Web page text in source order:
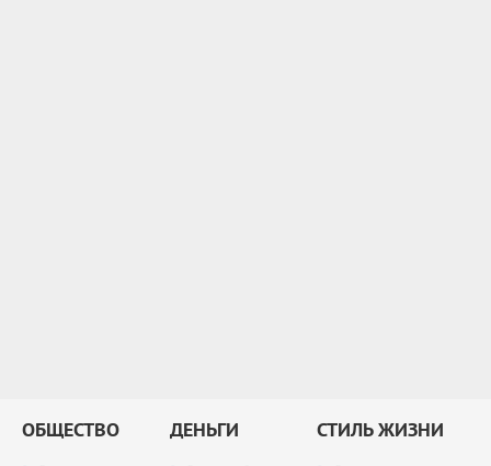
ОБЩЕСТВО ДЕНЬГИ СТИЛЬ ЖИЗНИ